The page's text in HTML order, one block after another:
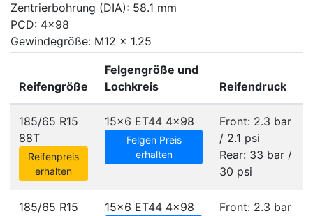
Zentrierbohrung (DIA): 58.1 mm
PCD: 4x98
Gewindegröße: M12 x 1.25
Reifengröße
Felgengröße und
Lochkreis
Reifendruck
185/65 R15
88T
Reifenpreis
erhalten
15x6 ET44 4x98
Felgen Preis
erhalten
Front: 2.3 bar
/ 2.1 psi
Rear: 33 bar /
30 psi
185/65 R15
15x6 ET44 4x98
Front: 2.3 bar